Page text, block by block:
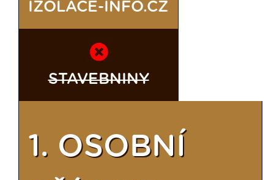
IZOLACE-INFO.CZ
STAVEBNINY
1. OSOBNÍ